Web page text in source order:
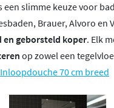
een slimme keuze voor
Brauer, Alvoro en
geborsteld koper. Elk
op zowel een
70 cm breed